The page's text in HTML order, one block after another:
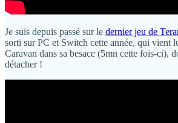
Je suis depuis passé sur le dernier jeu de
sorti sur PC et Switch cette année, qui vient
Caravan dans sa besace (5mn cette fois-ci),
détacher !